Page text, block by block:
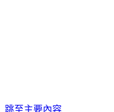
跳至主要內容